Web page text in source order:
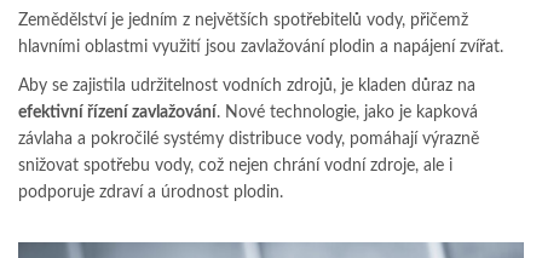
Zemědělství je jedním z největších spotřebitelů vody, přičemž
hlavními oblastmi využití jsou zavlažování plodin a napájení zvířat.
Aby se zajistila udržitelnost vodních zdrojů, je kladen důraz na
efektivní řízení zavlažování. Nové technologie, jako je kapková
závlaha a pokročilé systémy distribuce vody, pomáhají výrazně
snižovat spotřebu vody, což nejen chrání vodní zdroje, ale i
podporuje zdraví a úrodnost plodin.